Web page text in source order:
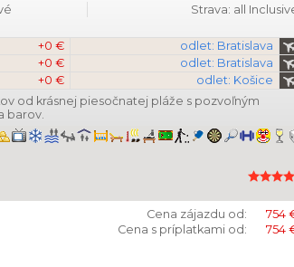
Strava: all
+0 €
odlet: Bratislava
+0 €
odlet: Bratislava
+0 €
odlet: Košice
od krásnej piesočnatej pláže s pozvoľným
barov.
Cena zájazdu od:
754
Cena s príplatkami od:
754